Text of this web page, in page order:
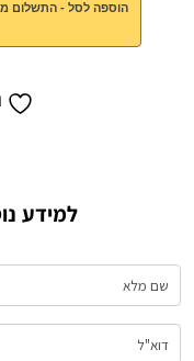
דומינוהוספה לסל - התשלום מתבצע טלפונית
למידע